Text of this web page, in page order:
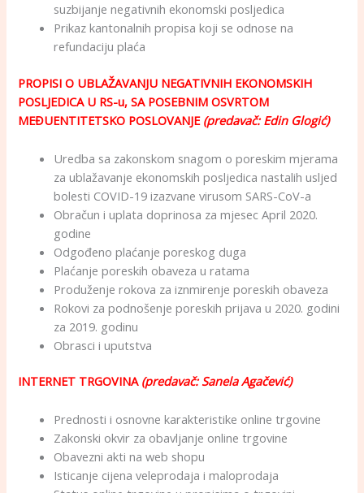
suzbijanje negativnih ekonomski posljedica
Prikaz kantonalnih propisa koji se odnose na
refundaciju plaća
PROPISI O UBLAŽAVANJU NEGATIVNIH EKONOMSKIH
POSLJEDICA U RS-u, SA POSEBNIM OSVRTOM
MEĐUENTITETSKO POSLOVANJE (predavač: Edin Glogić)
Uredba sa zakonskom snagom o poreskim mjerama
za ublažavanje ekonomskih posljedica nastalih usljed
bolesti COVID-19 izazvane virusom SARS-CoV-a
Obračun i uplata doprinosa za mjesec April 2020.
godine
Odgođeno plaćanje poreskog duga
Plaćanje poreskih obaveza u ratama
Produženje rokova za iznmirenje poreskih obaveza
Rokovi za podnošenje poreskih prijava u 2020. godini
za 2019. godinu
Obrasci i uputstva
INTERNET TRGOVINA (predavač: Sanela Agačević)
Prednosti i osnovne karakteristike online trgovine
Zakonski okvir za obavljanje online trgovine
Obavezni akti na web shopu
Isticanje cijena veleprodaja i maloprodaja